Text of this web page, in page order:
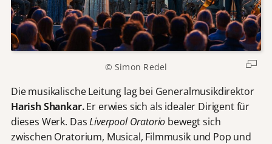
© Simon Redel
Die musikalische Leitung lag bei Generalmusikdirektor
Harish Shankar.Er erwies sich als idealer Dirigent für
dieses Werk. DasLiverpool Oratorio bewegt sich
zwischen Oratorium, Musical, Filmmusik und Pop und